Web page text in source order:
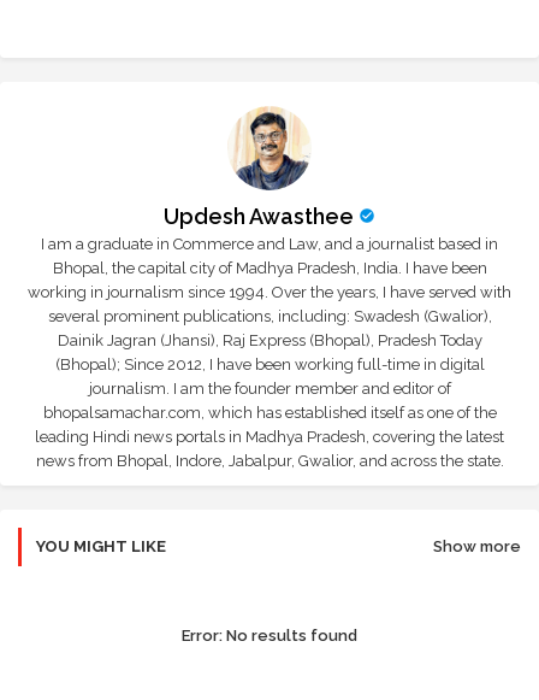
Updesh Awasthee
I am a graduate in Commerce and Law, and a journalist based in
Bhopal, the capital city of Madhya Pradesh, India. I have been
working in journalism since 1994. Over the years, I have served with
several prominent publications, including: Swadesh (Gwalior),
Dainik Jagran (Jhansi), Raj Express (Bhopal), Pradesh Today
(Bhopal); Since 2012, I have been working full-time in digital
journalism. I am the founder member and editor of
bhopalsamachar.com, which has established itself as one of the
leading Hindi news portals in Madhya Pradesh, covering the latest
news from Bhopal, Indore, Jabalpur, Gwalior, and across the state.
YOU MIGHT LIKE Show more
Error: No results found